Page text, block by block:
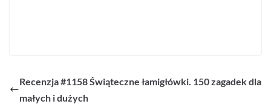
Recenzja #1158 Świąteczne łamigłówki. 150 zagadek dla
małych i dużych